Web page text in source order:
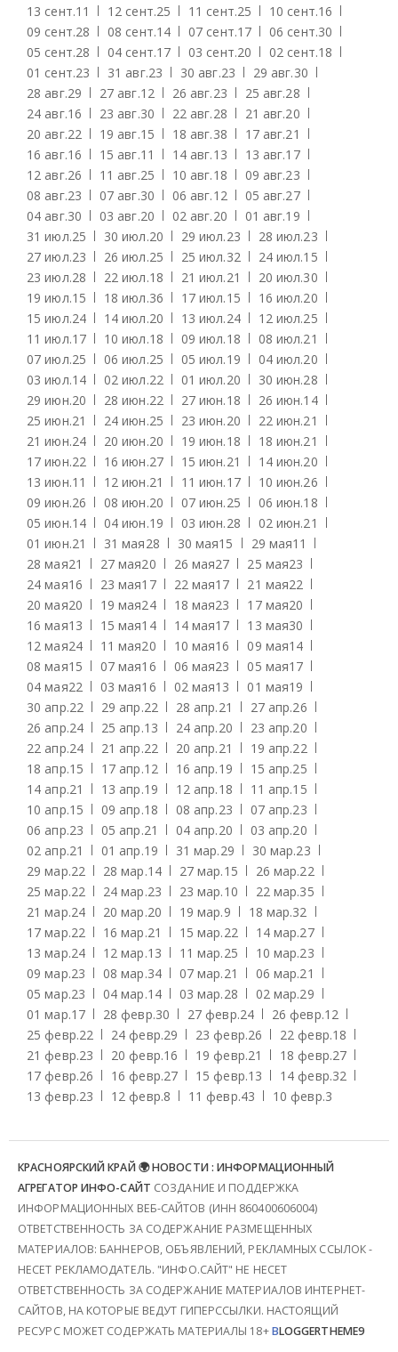
13 сент.11 12 сент.25 11 сент.25 10 сент.16
09 сент.28 08 сент.14 07 сент.17 06 сент.30
05 сент.28 04 сент.17 03 сент.20 02 сент.18
01 сент.23 31 авг.23 30 авг.23 29 авг.30
28 авг.29 27 авг.12 26 авг.23 25 авг.28
24 авг.16 23 авг.30 22 авг.28 21 авг.20
20 авг.22 19 авг.15 18 авг.38 17 авг.21
16 авг.16 15 авг.11 14 авг.13 13 авг.17
12 авг.26 11 авг.25 10 авг.18 09 авг.23
08 авг.23 07 авг.30 06 авг.12 05 авг.27
04 авг.30 03 авг.20 02 авг.20 01 авг.19
31 июл.25 30 июл.20 29 июл.23 28 июл.23
27 июл.23 26 июл.25 25 июл.32 24 июл.15
23 июл.28 22 июл.18 21 июл.21 20 июл.30
19 июл.15 18 июл.36 17 июл.15 16 июл.20
15 июл.24 14 июл.20 13 июл.24 12 июл.25
11 июл.17 10 июл.18 09 июл.18 08 июл.21
07 июл.25 06 июл.25 05 июл.19 04 июл.20
03 июл.14 02 июл.22 01 июл.20 30 июн.28
29 июн.20 28 июн.22 27 июн.18 26 июн.14
25 июн.21 24 июн.25 23 июн.20 22 июн.21
21 июн.24 20 июн.20 19 июн.18 18 июн.21
17 июн.22 16 июн.27 15 июн.21 14 июн.20
13 июн.11 12 июн.21 11 июн.17 10 июн.26
09 июн.26 08 июн.20 07 июн.25 06 июн.18
05 июн.14 04 июн.19 03 июн.28 02 июн.21
01 июн.21 31 мая28 30 мая15 29 мая11
28 мая21 27 мая20 26 мая27 25 мая23
24 мая16 23 мая17 22 мая17 21 мая22
20 мая20 19 мая24 18 мая23 17 мая20
16 мая13 15 мая14 14 мая17 13 мая30
12 мая24 11 мая20 10 мая16 09 мая14
08 мая15 07 мая16 06 мая23 05 мая17
04 мая22 03 мая16 02 мая13 01 мая19
30 апр.22 29 апр.22 28 апр.21 27 апр.26
26 апр.24 25 апр.13 24 апр.20 23 апр.20
22 апр.24 21 апр.22 20 апр.21 19 апр.22
18 апр.15 17 апр.12 16 апр.19 15 апр.25
14 апр.21 13 апр.19 12 апр.18 11 апр.15
10 апр.15 09 апр.18 08 апр.23 07 апр.23
06 апр.23 05 апр.21 04 апр.20 03 апр.20
02 апр.21 01 апр.19 31 мар.29 30 мар.23
29 мар.22 28 мар.14 27 мар.15 26 мар.22
25 мар.22 24 мар.23 23 мар.10 22 мар.35
21 мар.24 20 мар.20 19 мар.9 18 мар.32
17 мар.22 16 мар.21 15 мар.22 14 мар.27
13 мар.24 12 мар.13 11 мар.25 10 мар.23
09 мар.23 08 мар.34 07 мар.21 06 мар.21
05 мар.23 04 мар.14 03 мар.28 02 мар.29
01 мар.17 28 февр.30 27 февр.24 26 февр.12
25 февр.22 24 февр.29 23 февр.26 22 февр.18
21 февр.23 20 февр.16 19 февр.21 18 февр.27
17 февр.26 16 февр.27 15 февр.13 14 февр.32
13 февр.23 12 февр.8 11 февр.43 10 февр.3
КРАСНОЯРСКИЙ КРАЙ 🌍 НОВОСТИ : ИНФОРМАЦИОННЫЙ
АГРЕГАТОР ИНФО-САЙТ СОЗДАНИЕ И ПОДДЕРЖКА
ИНФОРМАЦИОННЫХ ВЕБ-САЙТОВ (ИНН 860400606004)
ОТВЕТСТВЕННОСТЬ ЗА СОДЕРЖАНИЕ РАЗМЕЩЕННЫХ
МАТЕРИАЛОВ: БАННЕРОВ, ОБЪЯВЛЕНИЙ, РЕКЛАМНЫХ ССЫЛОК -
НЕСЕТ РЕКЛАМОДАТЕЛЬ. "ИНФО.САЙТ" НЕ НЕСЕТ
ОТВЕТСТВЕННОСТЬ ЗА СОДЕРЖАНИЕ МАТЕРИАЛОВ ИНТЕРНЕТ-
САЙТОВ, НА КОТОРЫЕ ВЕДУТ ГИПЕРССЫЛКИ. НАСТОЯЩИЙ
РЕСУРС МОЖЕТ СОДЕРЖАТЬ МАТЕРИАЛЫ 18+BLOGGERTHEME9